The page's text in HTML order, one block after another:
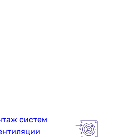
систем